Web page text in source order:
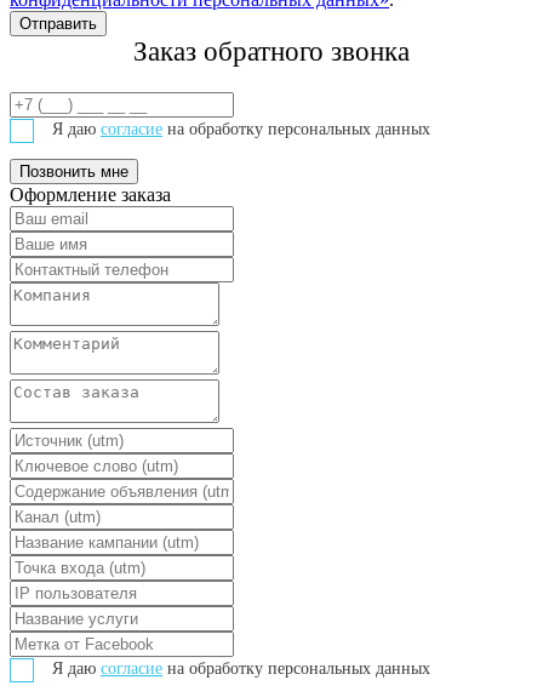
Заказ обратного звонка
Я даю согласие на обработку персональных данных
Оформление заказа
Я даю согласие на обработку персональных данных